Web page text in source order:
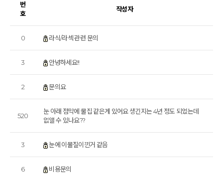
번
호
작성자
0 라식/라섹 관련 문의
3 안녕하세요!!
2 문의요
520
눈 아래 점막에 물집 같은게 있어요 생긴지는 4년 정도 되었는데
없앨 수 있나요??
3 눈에 이물질이낀거 같음
6 비용문의